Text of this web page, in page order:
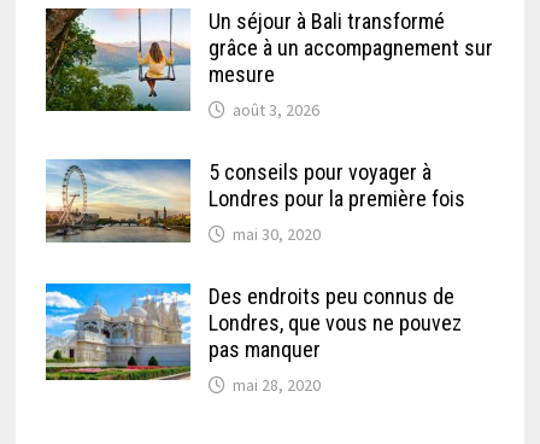
Un séjour à Bali transformé
grâce à un accompagnement sur
mesure
août 3, 2026
5 conseils pour voyager à
Londres pour la première fois
mai 30, 2020
Des endroits peu connus de
Londres, que vous ne pouvez
pas manquer
mai 28, 2020